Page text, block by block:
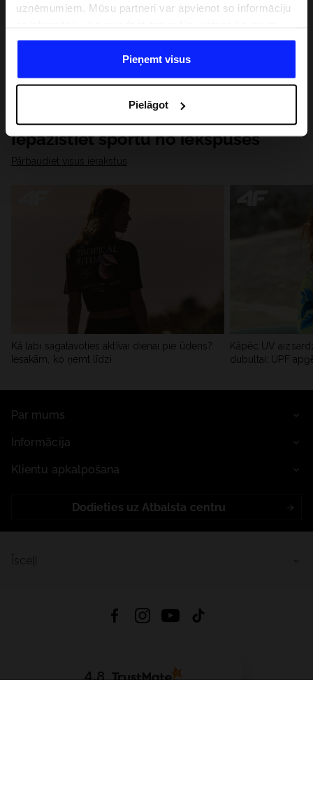
uzņēmumiem. Mūsu partneri var apvienot so informāciju
datiem, ko viņi iegūst, izmantojot viņu pakalpojumus. Ar
Jūsu atļauju, mēs varam pārsūtīt Jūsu personas datus
saviem partneriem, lai uzlabotu veidu, kadā tiek rādīta
saturu un uzlabotu mūsu partneru piedāvātos risinajumus
( piem. socialos tīklus). Detalizētu informāciju var atrast
mūsu Privātuma politikā un sadaļā "Detaļas".
Pieņemt visus
Pielāgot
Iepazīstiet sportu no iekšpuses
Pārbaudiet visus ierakstus
Kā labi sagatavoties aktīvai dienai pie ūdens?
Iesakām, ko ņemt līdzi
Kāpēc UV
dubultai: UPF
Par mums
Informācija
Klientu apkalpošana
Dodieties uz Atbalsta centru
4.8